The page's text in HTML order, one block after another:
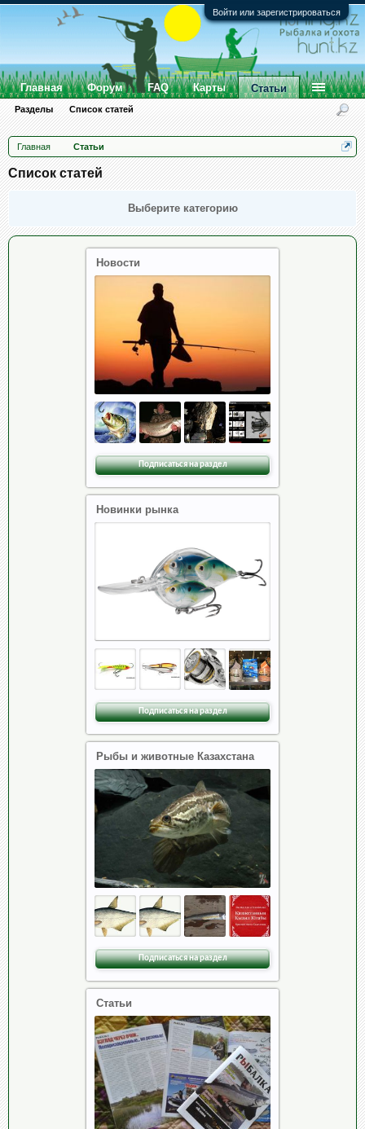
Войти или зарегистрироваться
Главная Статьи
Список статей
Выберите категорию
Новости
Подписаться на раздел
Новинки рынка
Подписаться на раздел
Рыбы и животные Казахстана
Подписаться на раздел
Статьи
Главная Форум FAQ Карты Статьи
Разделы Список статей